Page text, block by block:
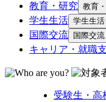
教育・研究 教育
学生生活 学生生活
国際交流 国際交流
キャリア・就職
受験生・高